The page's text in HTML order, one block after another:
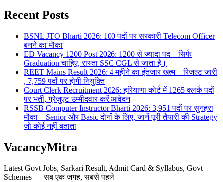
Recent Posts
BSNL JTO Bharti 2026: 100 पदों पर सरकारी Telecom Officer
बनने का मौका
ED Vacancy 1200 Post 2026: 1200 से ज्यादा पद – सिर्फ
Graduation चाहिए, रास्ता SSC CGL से जाता है।
REET Mains Result 2026: 4 महीने का इंतजार खत्म – रिजल्ट जारी
, 7,759 पदों पर होगी नियुक्ति
Court Clerk Recruitment 2026: हरियाणा कोर्ट में 1265 क्लर्क पदों
पर भर्ती, ग्रेजुएट उम्मीदवार करें आवेदन
RSSB Computer Instructor Bharti 2026: 3,951 पदों पर सुनहरा
मौका – Senior और Basic दोनों के लिए, जानें पूरी तैयारी की Strategy
जो कोई नहीं बताता
VacancyMitra
Latest Govt Jobs, Sarkari Result, Admit Card & Syllabus, Govt
Schemes — सब एक जगह, सबसे पहले